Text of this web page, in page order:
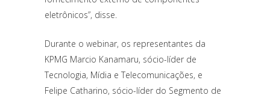
eletrônicos”, disse.
Durante o webinar, os representantes da
KPMG Marcio Kanamaru, sócio-líder de
Tecnologia, Mídia e Telecomunicações, e
Felipe Catharino, sócio-líder do Segmento de